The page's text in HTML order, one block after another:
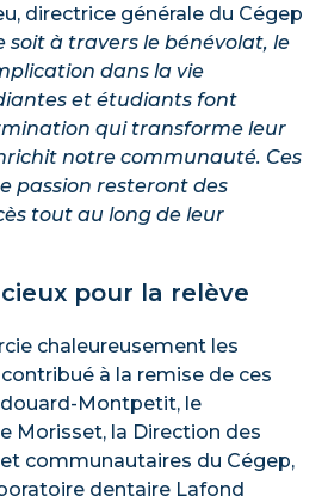
directrice générale du Cégep
soit à travers le bénévolat, le
dans la vie
et étudiants font
qui transforme leur
notre communauté. Ces
passion resteront des
tout au long de leur
pour la relève
chaleureusement les
à la remise de ces
Montpetit, le
Morisset, la Direction des
communautaires du Cégep,
dentaire Lafond